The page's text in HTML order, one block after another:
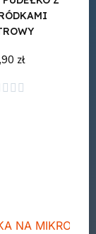
zł
  